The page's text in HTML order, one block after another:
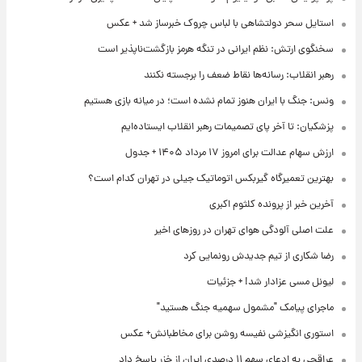
استایل سحر دولتشاهی با لباس چروک خبرساز شد + عکس
سخنگوی ارتش: نظم ایرانی در تنگه هرمز بازگشت‌ناپذیر است
رهبر انقلاب: رسانه‌ها نقاط ضعف را برجسته نکنند
ونس: جنگ با ایران هنوز تمام نشده است؛ در میانه بازی هستیم
پزشکیان: تا آخر پای تصمیمات رهبر انقلاب ایستاده‌ایم
ارزش سهام عدالت برای امروز ۱۷ مرداد ۱۴۰۵ + جدول
بهترین تعمیرگاه گیربکس اتوماتیک جیلی در تهران کدام است؟
آخرین خبر از پرونده کلثوم اکبری
علت اصلی آلودگی هوای تهران در روزهای اخیر
رضا شکاری از تیم جدیدش رونمایی کرد
لیونل مسی عزادار شد! + جزئیات
ماجرای پیامک "مشمول سهمیه جنگ هستید"
استوری انگیزشی نفیسه روشن برای مخاطبانش+ عکس